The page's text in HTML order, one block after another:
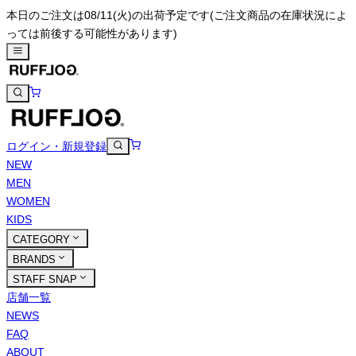
本日のご注文は08/11(火)の出荷予定です(ご注文商品の在庫状況によ
っては前後する可能性があります)
ログイン・新規登録
NEW
MEN
WOMEN
KIDS
CATEGORY
BRANDS
STAFF SNAP
店舗一覧
NEWS
FAQ
ABOUT